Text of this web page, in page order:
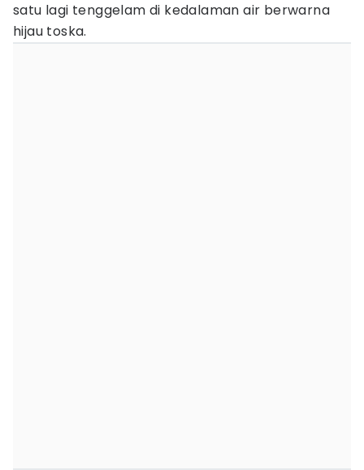
satu lagi tenggelam di kedalaman air berwarna
hijau toska.